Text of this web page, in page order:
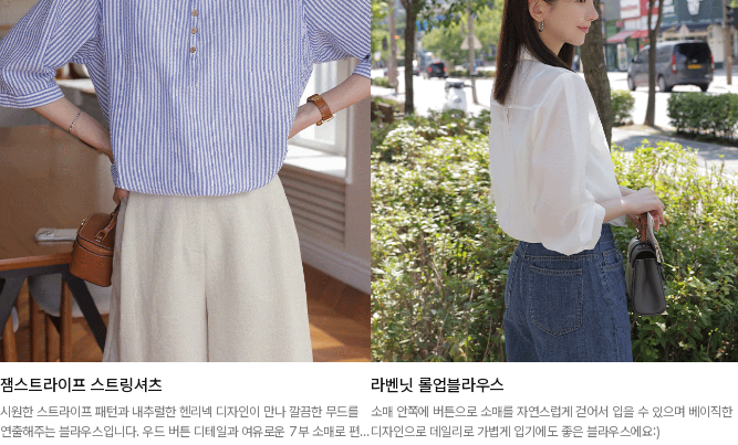
잼스트라이프 스트링셔츠
시원한 스트라이프 패턴과 내추럴한 헨리넥 디자인이 만나 깔끔한 무드를
연출해주는 블라우스입니다. 우드 버튼 디테일과 여유로운 7부 소매로 편안
라벤닛 롤업블라우스
소매 안쪽에 버튼으로 소매를 자연스럽게 걷어서 입을 수 있으며 베이직한
디자인으로 데일리로 가볍게 입기에도 좋은 블라우스에요:)